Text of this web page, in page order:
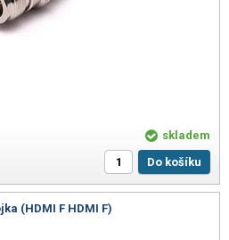
skladem
Do košíku
(HDMI F HDMI F)